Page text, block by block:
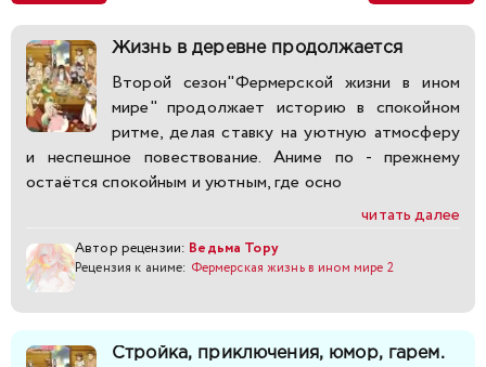
Жизнь в деревне продолжается
Второй сезон"Фермерской жизни в ином
мире" продолжает историю в спокойном
ритме, делая ставку на уютную атмосферу
и неспешное повествование. Аниме по - прежнему
остаётся спокойным и уютным, где осно
читать далее
Автор рецензии: Ведьма Тору
Рецензия к аниме: Фермерская жизнь в ином мире 2
Стройка, приключения, юмор, гарем.